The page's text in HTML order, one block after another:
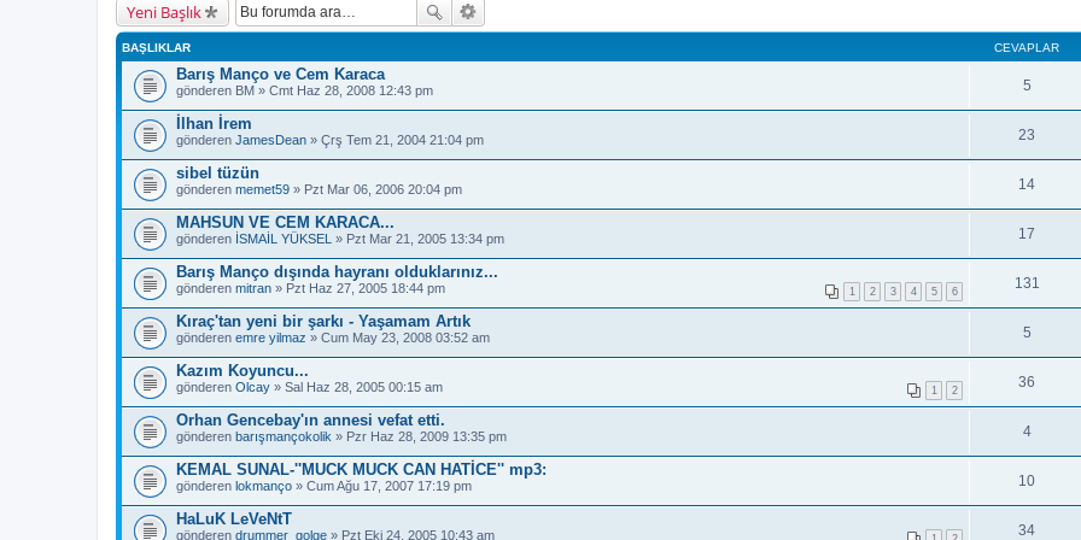
Yeni Başlık
BAŞLIKLAR CEVAPLAR
Barış Manço ve Cem Karaca
gönderen BM » Cmt Haz 28, 2008 12:43 pm 5
İlhan İrem
gönderen JamesDean » Çrş Tem 21, 2004 21:04 pm 23
sibel tüzün
gönderen memet59 » Pzt Mar 06, 2006 20:04 pm 14
MAHSUN VE CEM KARACA...
gönderen İSMAİL YÜKSEL » Pzt Mar 21, 2005 13:34 pm 17
Barış Manço dışında hayranı olduklarınız...
1 2 3 4 5 6
gönderen mitran » Pzt Haz 27, 2005 18:44 pm 131
Kıraç'tan yeni bir şarkı - Yaşamam Artık
gönderen emre yilmaz » Cum May 23, 2008 03:52 am 5
Kazım Koyuncu...
1 2
gönderen Olcay » Sal Haz 28, 2005 00:15 am 36
Orhan Gencebay'ın annesi vefat etti.
gönderen barışmançokolik » Pzr Haz 28, 2009 13:35 pm 4
KEMAL SUNAL-''MUCK MUCK CAN HATİCE'' mp3:
gönderen lokmanço » Cum Ağu 17, 2007 17:19 pm 10
HaLuK LeVeNtT
gönderen drummer_golge » Pzt Eki 24, 2005 10:43 am 34